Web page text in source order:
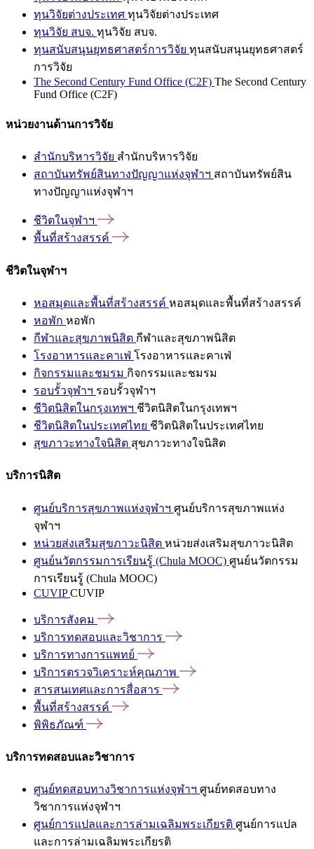
ทุนวิจัยต่างประเทศ ทุนวิจัยต่างประเทศ
ทุนวิจัย สบจ. ทุนวิจัย สบจ.
ทุนสนับสนุนยุทธศาสตร์การวิจัย ทุนสนับสนุนยุทธศาสตร์
การวิจัย
The Second Century Fund Office (C2F) The Second Century
Fund Office (C2F)
หน่วยงานด้านการวิจัย
สำนักบริหารวิจัย สำนักบริหารวิจัย
สถาบันทรัพย์สินทางปัญญาแห่งจุฬาฯ สถาบันทรัพย์สิน
ทางปัญญาแห่งจุฬาฯ
ชีวิตในจุฬาฯ
พื้นที่สร้างสรรค์
ชีวิตในจุฬาฯ
หอสมุดและพื้นที่สร้างสรรค์ หอสมุดและพื้นที่สร้างสรรค์
หอพัก หอพัก
กีฬาและสุขภาพนิสิต กีฬาและสุขภาพนิสิต
โรงอาหารและคาเฟ่ โรงอาหารและคาเฟ่
กิจกรรมและชมรม กิจกรรมและชมรม
รอบรั้วจุฬาฯ รอบรั้วจุฬาฯ
ชีวิตนิสิตในกรุงเทพฯ ชีวิตนิสิตในกรุงเทพฯ
ชีวิตนิสิตในประเทศไทย ชีวิตนิสิตในประเทศไทย
สุขภาวะทางใจนิสิต สุขภาวะทางใจนิสิต
บริการนิสิต
ศูนย์บริการสุขภาพแห่งจุฬาฯ ศูนย์บริการสุขภาพแห่ง
จุฬาฯ
หน่วยส่งเสริมสุขภาวะนิสิต หน่วยส่งเสริมสุขภาวะนิสิต
ศูนย์นวัตกรรมการเรียนรู้ (Chula MOOC) ศูนย์นวัตกรรม
การเรียนรู้ (Chula MOOC)
CUVIPCUVIP
บริการสังคม
บริการทดสอบและวิชาการ
บริการทางการแพทย์
บริการตรวจวิเคราะห์คุณภาพ
สารสนเทศและการสื่อสาร
พื้นที่สร้างสรรค์
พิพิธภัณฑ์
บริการทดสอบและวิชาการ
ศูนย์ทดสอบทางวิชาการแห่งจุฬาฯ ศูนย์ทดสอบทาง
วิชาการแห่งจุฬาฯ
ศูนย์การแปลและการล่ามเฉลิมพระเกียรติ ศูนย์การแปล
และการล่ามเฉลิมพระเกียรติ